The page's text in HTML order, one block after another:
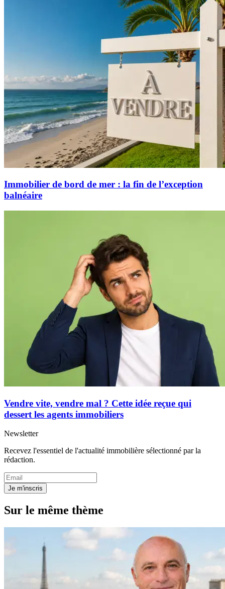
Immobilier de bord de mer : la fin de l’exception
balnéaire
Vendre vite, vendre mal ? Cette idée reçue qui
dessert les agents immobiliers
Newsletter
Recevez l'essentiel de l'actualité immobilière sélectionné par la
rédaction.
Je m'inscris
Sur le même thème